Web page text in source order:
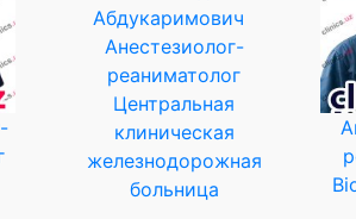
Анестезиолог-
реаниматолог
Центральная
клиническая
железнодорожная
больница